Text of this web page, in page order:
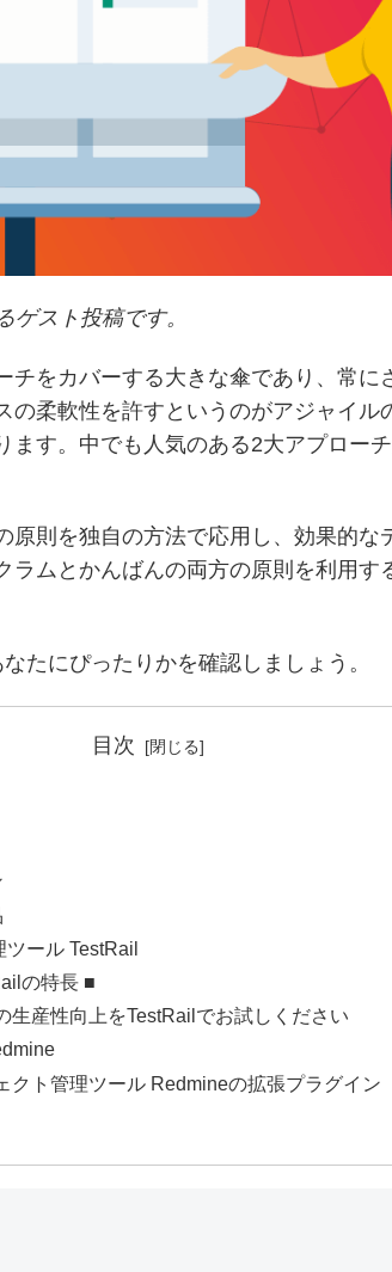
ゲスト投稿です。
チをカバーする大きな傘であり、常に
の柔軟性を許すというのがアジャイル
ます。中でも人気のある2大アプロー
原則を独自の方法で応用し、効果的な
ラムとかんばんの両方の原則を利用す
たにぴったりかを確認しましょう。
目次
ツール TestRail
の特長 ■
生産性向上をTestRailでお試しください
クト管理ツール Redmineの拡張プラグイン